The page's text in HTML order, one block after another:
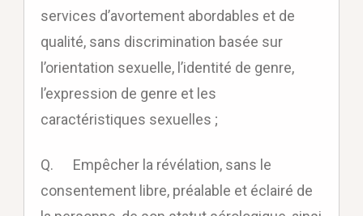
services d’avortement abordables et de
qualité, sans discrimination basée sur
l’orientation sexuelle, l’identité de genre,
l’expression de genre et les
caractéristiques sexuelles ;
Q. Empêcher la révélation, sans le
consentement libre, préalable et éclairé de